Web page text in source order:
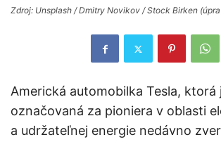
Zdroj: Unsplash / Dmitry Novikov / Stock Birken
Americká automobilka Tesla, ktorá
označovaná za pioniera v oblasti
a udržateľnej energie nedávno